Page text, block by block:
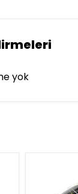
yok